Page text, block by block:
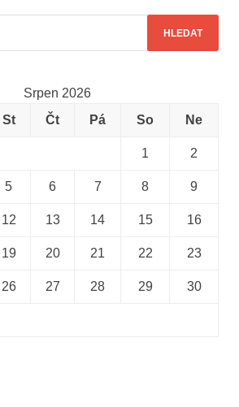
Srpen 2026
St Čt Pá So Ne
1 2
5 6 7 8 9
12 13 14 15 16
19 20 21 22 23
26 27 28 29 30